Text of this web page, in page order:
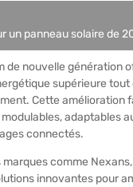
un panneau solaire de
de nouvelle génération
supérieure tout
Cette amélioration
adaptables
connectés.
comme
innovantes pour